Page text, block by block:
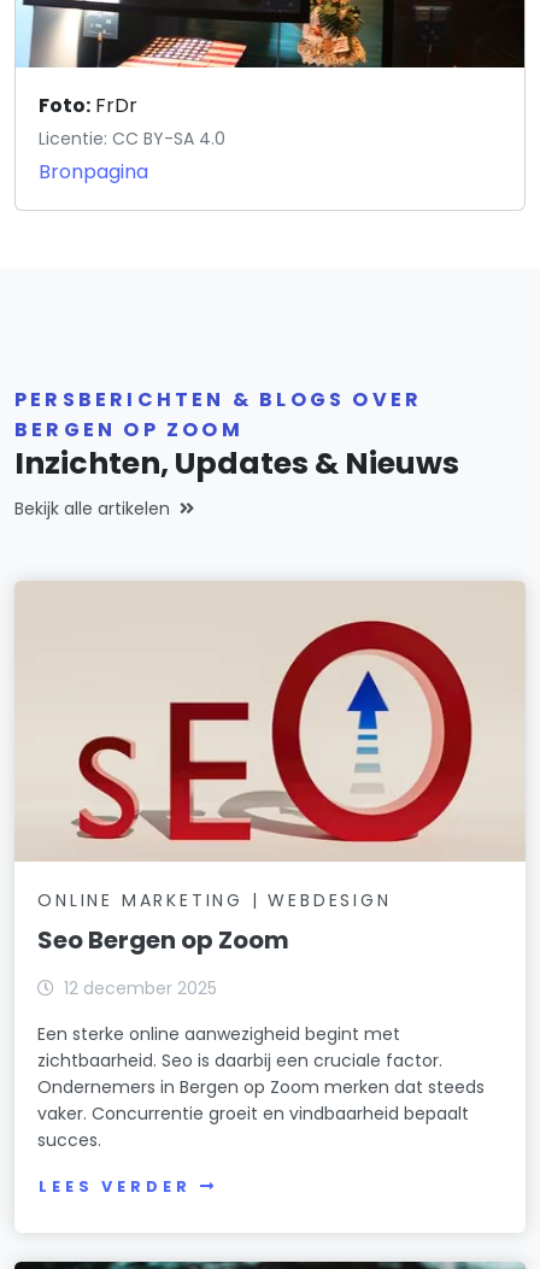
Foto: FrDr
Licentie: CC BY-SA 4.0
Bronpagina
PERSBERICHTEN & BLOGS OVER
BERGEN OP ZOOM
Inzichten, Updates & Nieuws
Bekijk alle artikelen
ONLINE MARKETING | WEBDESIGN
Seo Bergen op Zoom
12 december 2025
Een sterke online aanwezigheid begint met
zichtbaarheid. Seo is daarbij een cruciale factor.
Ondernemers in Bergen op Zoom merken dat steeds
vaker. Concurrentie groeit en vindbaarheid bepaalt
succes.
LEES VERDER